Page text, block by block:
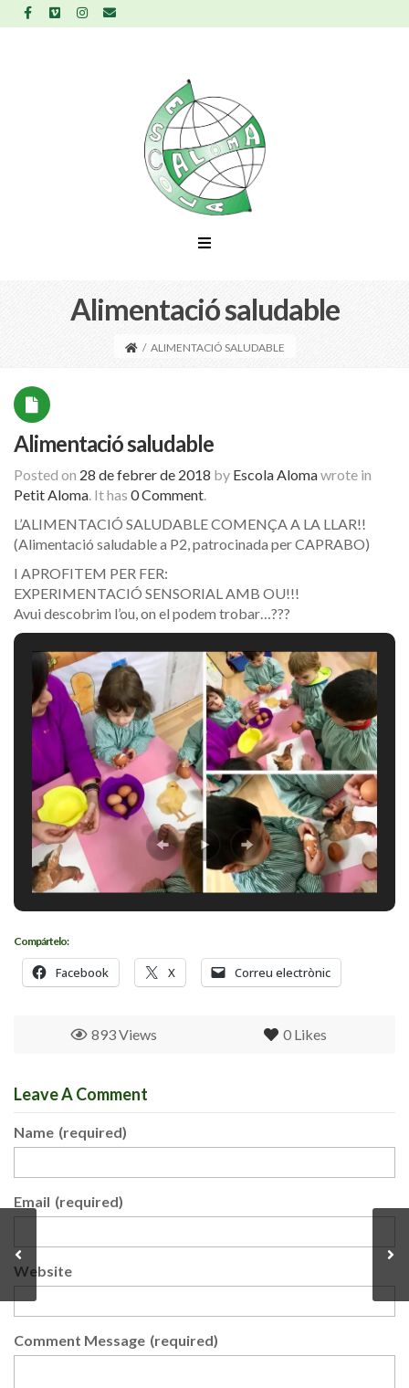
Alimentació saludable
/ ALIMENTACIÓ SALUDABLE
Alimentació saludable
Posted on 28 de febrer de 2018 by Escola Alomawrote in
Petit Aloma. It has 0 Comment.
L’ALIMENTACIÓ SALUDABLE COMENÇA A LA LLAR!!
(Alimentació saludable a P2, patrocinada per CAPRABO)
I APROFITEM PER FER:
EXPERIMENTACIÓ SENSORIAL AMB OU!!!
Avui descobrim l’ou, on el podem trobar…???
Compártelo:
Facebook X Correu electrònic
0 Likes
893 Views
Leave A Comment
Name (required)
Email (required)
Website
Comment Message (required)